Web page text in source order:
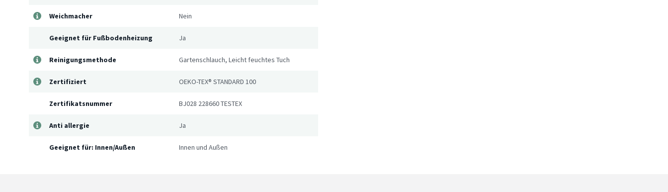
Weichmacher Nein
Geeignet für Fußbodenheizung Ja
Reinigungsmethode Gartenschlauch, Leicht feuchtes Tuch
Zertifiziert OEKO-TEX® STANDARD 100
Zertifikatsnummer BJ028 228660 TESTEX
Anti allergie Ja
Geeignet für: Innen/Außen Innen und Außen